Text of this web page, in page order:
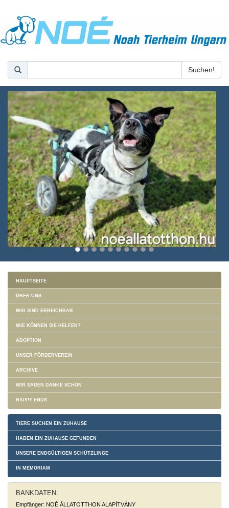
HAUPTSEITE
ÜBER UNS
WIR SIND ERREICHBAR
WIE KÖNNEN SIE HELFEN?
ADOPTION
UNSER FÖRDERVEREIN
ARCHIVE
WIR SAGEN DANKE SCHÖN
HAPPY ENDS
TIERE SUCHEN EIN ZUHAUSE
HABEN EIN ZUHAUSE GEFUNDEN
UNSERE ENDGÜLTIGEN SCHÜTZLINGE
IN MEMORIAM
BANKDATEN:
Empfänger: NOÉ ÁLLATOTTHON ALAPÍTVÁNY